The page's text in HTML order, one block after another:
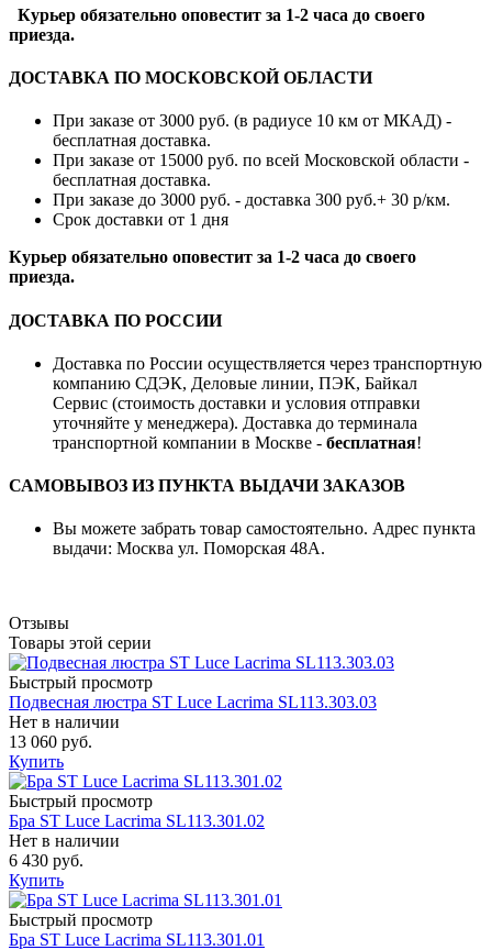
Курьер обязательно оповестит за 1-2 часа до своего
приезда.
ДОСТАВКА ПО МОСКОВСКОЙ ОБЛАСТИ
При заказе от 3000 руб. (в радиусе 10 км от МКАД) -
бесплатная доставка.
При заказе от 15000 руб. по всей Московской области -
бесплатная доставка.
При заказе до 3000 руб. - доставка 300 руб.+ 30 р/км.
Срок доставки от 1 дня
Курьер обязательно оповестит за 1-2 часа до своего
приезда.
ДОСТАВКА ПО РОССИИ
Доставка по России осуществляется через транспортную
компанию СДЭК, Деловые линии, ПЭК, Байкал
Сервис (стоимость доставки и условия отправки
уточняйте у менеджера). Доставка до терминала
транспортной компании в Москве - бесплатная!
САМОВЫВОЗ ИЗ ПУНКТА ВЫДАЧИ ЗАКАЗОВ
Вы можете забрать товар самостоятельно. Адрес пункта
выдачи: Москва ул. Поморская 48А.
Отзывы
Товары этой серии
Быстрый просмотр
Подвесная люстра ST Luce Lacrima SL113.303.03
Нет в наличии
13 060 руб.
Купить
Быстрый просмотр
Бра ST Luce Lacrima SL113.301.02
Нет в наличии
6 430 руб.
Купить
Быстрый просмотр
Бра ST Luce Lacrima SL113.301.01